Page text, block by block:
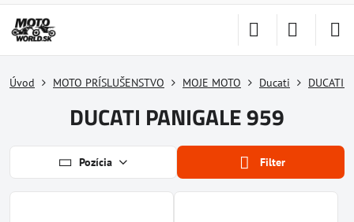
Úvod MOTO PRÍSLUŠENSTVO MOJE MOTO Ducati DUCATI
DUCATI PANIGALE 959
Pozícia Filter